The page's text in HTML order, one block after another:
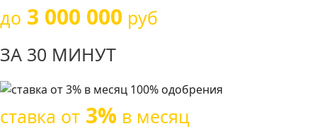
до 3 000 000 руб
ЗА 30 МИНУТ
ставка от 3% в месяц